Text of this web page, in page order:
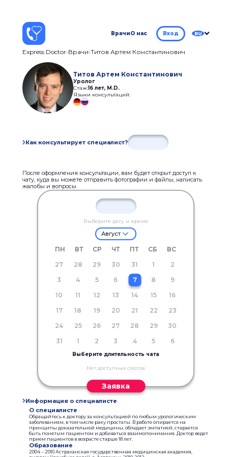
ВрачиО нас Вход RU
Express Doctor Врачи Титов Артем Константинович
Титов Артем Константинович
Уролог
Стаж:16 лет, M.D.
Языки консультаций:
Как консультирует специалист?
После оформления консультации, вам будет открыт доступ к
чату, куда вы можете отправить фотографии и файлы, написать
жалобы и вопросы.
Выберите дату и время
Август
ПН ВТ СР ЧТ ПТ СБ
ВС
27
28 29 30 31 1
2
3
4 5 6 7 8
9
10
11 12 13 14 15
16
17
18 19 20 21 22
23
24
25 26 27 28 29
30
31
1 2 3 4 5 6
Выберите длительность чата
Нет доступных слотов
Заявка
Информация о специалисте
О специалисте
Обращайтесь к доктору за консультацией по любым урологическим
заболеваниям, в том числе раку простаты. В работе опирается на
принципы доказательной медицины, обладает эмпатией, старается
быть понятым пациентом и добиваться взаимопонимания. Доктор ведет
прием пациентов в возрасте старше 18 лет.
Образование
2004 – 2010 Астраханская государственная медицинская академия,